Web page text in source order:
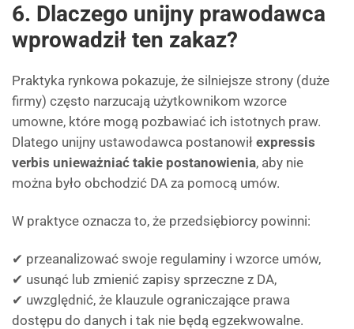
6. Dlaczego unijny prawodawca
wprowadził ten zakaz?
Praktyka rynkowa pokazuje, że silniejsze strony (duże
firmy) często narzucają użytkownikom wzorce
umowne, które mogą pozbawiać ich istotnych praw.
Dlatego unijny ustawodawca postanowił expressis
verbis unieważniać takie postanowienia, aby nie
można było obchodzić DA za pomocą umów.
W praktyce oznacza to, że przedsiębiorcy powinni:
✔ przeanalizować swoje regulaminy i wzorce umów,
✔ usunąć lub zmienić zapisy sprzeczne z DA,
✔ uwzględnić, że klauzule ograniczające prawa
dostępu do danych i tak nie będą egzekwowalne.